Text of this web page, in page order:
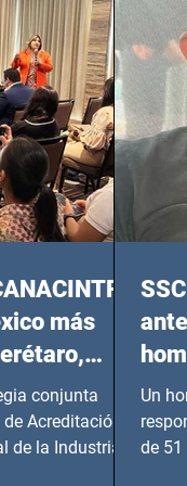
más
conjunta
Acreditación
de la Industria
Un
de